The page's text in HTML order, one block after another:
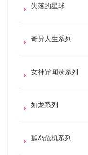
失落的星球
奇异人生系列
女神异闻录系列
如龙系列
孤岛危机系列